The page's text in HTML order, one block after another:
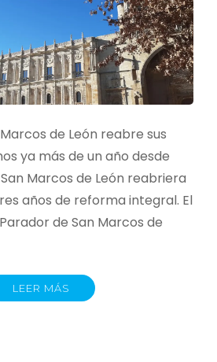
de León reabre sus
ya más de un año desde
Marcos de León reabriera
años de reforma integral. El
de San Marcos de
LEER MÁS